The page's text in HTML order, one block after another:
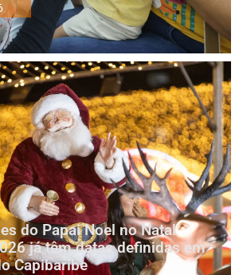
do Papai Noel no Natal
já têm datas definidas em
Capibaribe